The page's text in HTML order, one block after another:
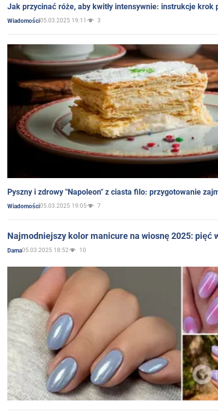
Jak przycinać róże, aby kwitły intensywnie: instrukcje krok
Wiadomości05.03.2025 19:11 3
Pyszny i zdrowy "Napoleon" z ciasta filo: przygotowanie
Wiadomości05.03.2025 19:05 7
Najmodniejszy kolor manicure na wiosnę 2025: pięć
Dama05.03.2025 18:52 10